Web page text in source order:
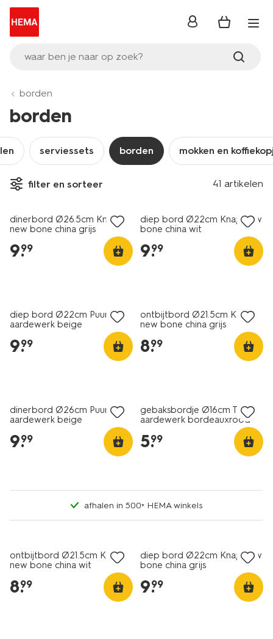
waar ben je naar op zoek?
inloggen
borden
borden
serviessets borden mokken en
filter en sorteer 41 artikelen
2+1 gratis
dinerbord Ø26.5cm Knap
new bone china grijs
9.
99
diep bord Ø22cm Knap new
bone china wit
9.
99
diep bord Ø22cm Puur
aardewerk beige
9.
99
ontbijtbord Ø21.5cm Knap
new bone china grijs
8.
99
dinerbord Ø26cm Puur
aardewerk beige
9.
99
gebaksbordje Ø16cm Trend
aardewerk bordeauxrood
5.
99
afhalen in 500+ HEMA winkels
ontbijtbord Ø21.5cm Knap
new bone china wit
8.
99
diep bord Ø22cm Knap new
bone china grijs
9.
99